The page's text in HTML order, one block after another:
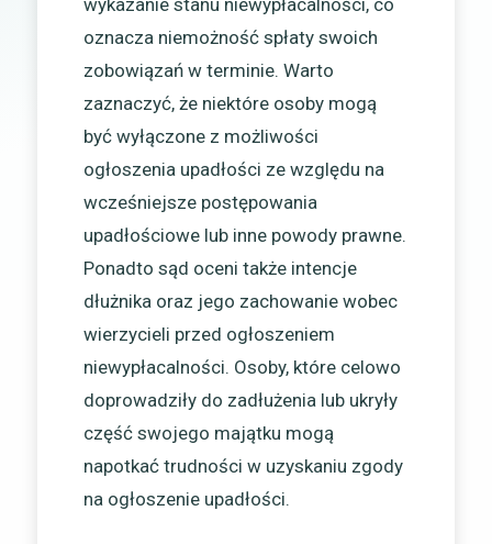
wykazanie stanu niewypłacalności, co
oznacza niemożność spłaty swoich
zobowiązań w terminie. Warto
zaznaczyć, że niektóre osoby mogą
być wyłączone z możliwości
ogłoszenia upadłości ze względu na
wcześniejsze postępowania
upadłościowe lub inne powody prawne.
Ponadto sąd oceni także intencje
dłużnika oraz jego zachowanie wobec
wierzycieli przed ogłoszeniem
niewypłacalności. Osoby, które celowo
doprowadziły do zadłużenia lub ukryły
część swojego majątku mogą
napotkać trudności w uzyskaniu zgody
na ogłoszenie upadłości.